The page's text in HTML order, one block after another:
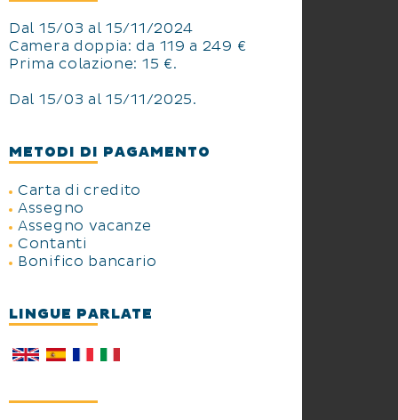
Dal 15/03 al 15/11/2024
Camera doppia: da 119 a 249 €
Prima colazione: 15 €.
Dal 15/03 al 15/11/2025.
METODI DI PAGAMENTO
Carta di credito
Assegno
Assegno vacanze
Contanti
Bonifico bancario
LINGUE PARLATE